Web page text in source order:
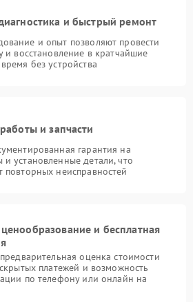
и быстрый ремонт
и опыт позволяют провести
и восстановление в кратчайшие
без устройства
и запчасти
гарантия на
установленные детали, что
неисправностей
и бесплатная
оценка стоимости
платежей и возможность
по телефону или онлайн на